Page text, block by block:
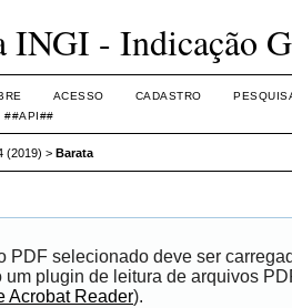
INGI - Indicação
ACESSO CADASTRO
##API##
(2019) > Barata
PDF selecionado deve ser
um plugin de leitura de arquivos
Acrobat Reader).